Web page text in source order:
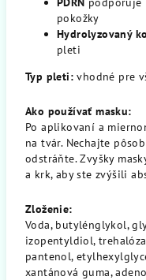
pokožky
Hydrolyzovaný
pleti
Typ pleti: vhodné pre
Ako používať masku:
Po aplikovaní a
na tvár. Nechajte
odstráňte. Zvyšky
a krk, aby ste zvýšili
Zloženie:
Voda, butylénglykol,
izopentyldiol,
pantenol,
xantánová guma,